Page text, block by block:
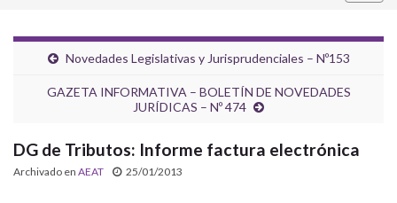
Novedades Legislativas y Jurisprudenciales – Nº153
GAZETA INFORMATIVA – BOLETÍN DE NOVEDADES
JURÍDICAS – Nº 474
DG de Tributos: Informe factura electrónica
Archivado en AEAT 25/01/2013